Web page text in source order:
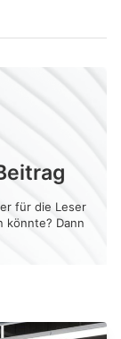
für die Leser
könnte? Dann